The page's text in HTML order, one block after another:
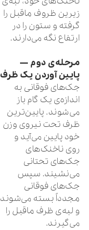
زیرین ظروف ماقبل را
گرفته و ستون را در
ارتفاع نگه می‌دارند.
مرحله‌ی دوم —
پایین آوردن یک ظرف
جک‌های فوقانی به
اندازه‌ی یک گام باز
می‌شوند. پایین‌ترین
ظرف تحت نیروی وزن
خود پایین می‌آید و
روی ناخنک‌های
جک‌های تحتانی
می‌نشیند. سپس
جک‌های فوقانی
مجدداً بسته می‌شوند
و لبه‌ی ظرف ماقبل را
می‌گیرند.